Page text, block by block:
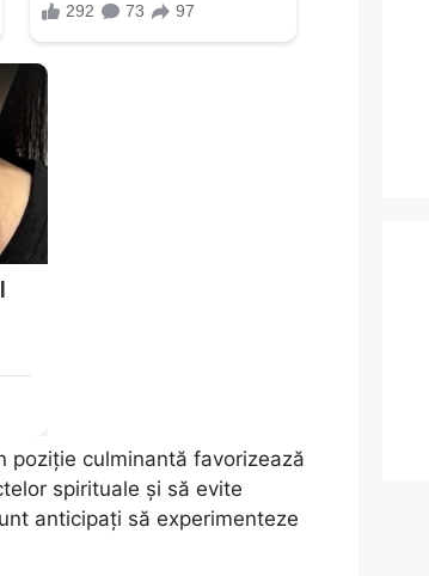
poziție culminantă favorizează
spirituale și să evite
anticipați să experimenteze